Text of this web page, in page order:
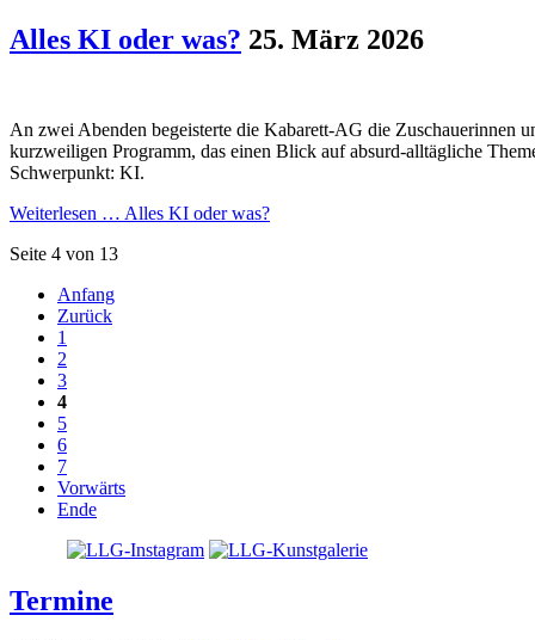
Alles KI oder was? 25. März 2026
An zwei Abenden begeisterte die Kabarett-AG die Zuschauerinnen
kurzweiligen Programm, das einen Blick auf absurd-alltägliche
Schwerpunkt: KI.
Weiterlesen … Alles KI oder was?
Seite 4 von 13
Anfang
Zurück
1
2
3
4
5
6
7
Vorwärts
Ende
Termine